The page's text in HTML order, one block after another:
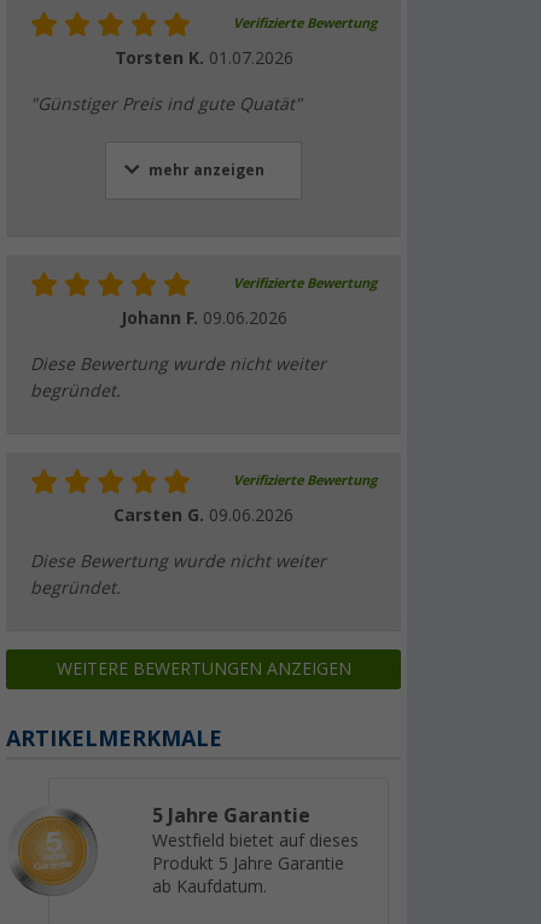
Verifizierte Bewertung
Torsten K. 01.07.2026
"Günstiger Preis ind gute Quatät"
mehr anzeigen
Verifizierte Bewertung
Johann F. 09.06.2026
Diese Bewertung wurde nicht weiter
begründet.
Verifizierte Bewertung
Carsten G. 09.06.2026
Diese Bewertung wurde nicht weiter
begründet.
WEITERE BEWERTUNGEN ANZEIGEN
ARTIKELMERKMALE
5 Jahre Garantie
Westfield bietet auf dieses
Produkt 5 Jahre Garantie
ab Kaufdatum.